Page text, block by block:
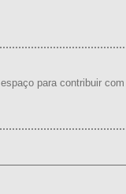
para contribuir